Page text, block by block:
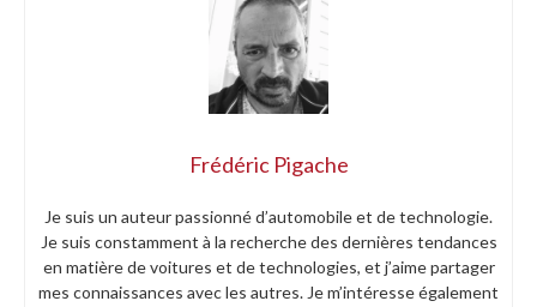
Frédéric Pigache
Je suis un auteur passionné d’automobile et de technologie.
Je suis constamment à la recherche des dernières tendances
en matière de voitures et de technologies, et j’aime partager
mes connaissances avec les autres. Je m’intéresse également